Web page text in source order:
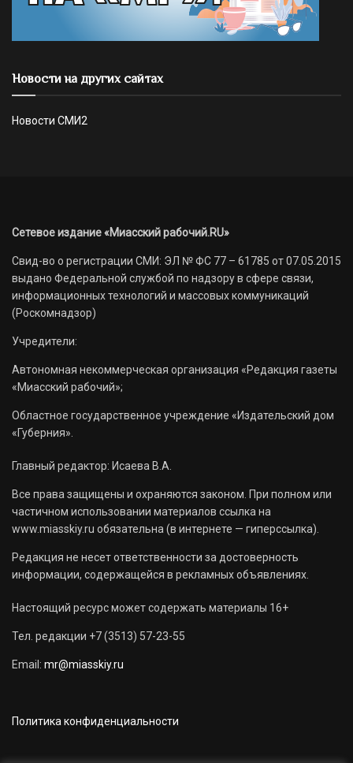
Новости на других сайтах
Новости СМИ2
Сетевое издание «Миасский рабочий.RU»
Свид-во о регистрации СМИ: ЭЛ № ФС 77 – 61785 от 07.05.2015
выдано Федеральной службой по надзору в сфере связи,
информационных технологий и массовых коммуникаций
(Роскомнадзор)
Учредители:
Автономная некоммерческая организация «Редакция газеты
«Миасский рабочий»;
Областное государственное учреждение «Издательский дом
«Губерния».
Главный редактор: Исаева В.А.
Все права защищены и охраняются законом. При полном или
частичном использовании материалов ссылка на
www.miasskiy.ru обязательна (в интернете — гиперссылка).
Редакция не несет ответственности за достоверность
информации, содержащейся в рекламных объявлениях.
Настоящий ресурс может содержать материалы 16+
Тел. редакции +7 (3513) 57-23-55
Email: mr@miasskiy.ru
Политика конфиденциальности